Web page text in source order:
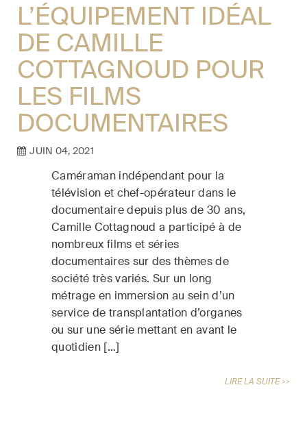
L’ÉQUIPEMENT IDÉAL
DE CAMILLE
COTTAGNOUD POUR
LES FILMS
DOCUMENTAIRES
JUIN 04, 2021
Caméraman indépendant pour la
télévision et chef-opérateur dans le
documentaire depuis plus de 30 ans,
Camille Cottagnoud a participé à de
nombreux films et séries
documentaires sur des thèmes de
société très variés. Sur un long
métrage en immersion au sein d’un
service de transplantation d’organes
ou sur une série mettant en avant le
quotidien […]
LIRE LA SUITE >>